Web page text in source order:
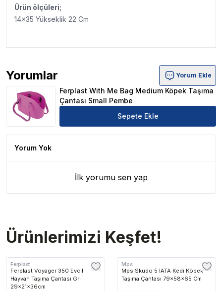
Ürün ölçüleri;
14x35 Yükseklik 22 Cm
Yorumlar
Ferplast With Me Bag Medium Köpek Taşıma Çantası
Yorum Ekle
Ferplast With Me Bag Medium Köpek Taşıma
Çantası Small Pembe
Sepete Ekle
Yorum Yok
İlk yorumu sen yap
Ürünlerimizi Keşfet!
Ferplast
Ferplast Voyager 350 Evcil
Hayvan Taşıma Çantası Gri
29x21x36cm
Mps
Mps Skudo 5 IATA Kedi Köpek
Taşıma Çantası 79x58x65 Cm